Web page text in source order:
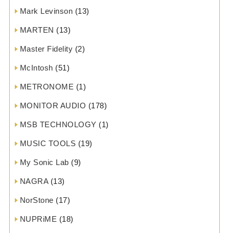
Mark Levinson (13)
MARTEN (13)
Master Fidelity (2)
McIntosh (51)
METRONOME (1)
MONITOR AUDIO (178)
MSB TECHNOLOGY (1)
MUSIC TOOLS (19)
My Sonic Lab (9)
NAGRA(13)
NorStone (17)
NUPRiME (18)